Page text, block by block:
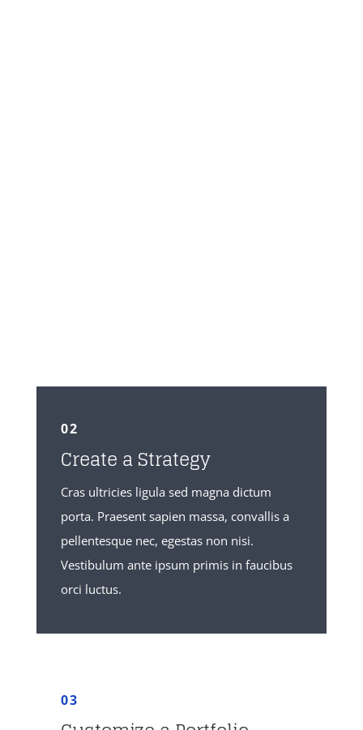
02
Create a Strategy
Cras ultricies ligula sed magna dictum
porta. Praesent sapien massa, convallis a
pellentesque nec, egestas non nisi.
Vestibulum ante ipsum primis in faucibus
orci luctus.
03